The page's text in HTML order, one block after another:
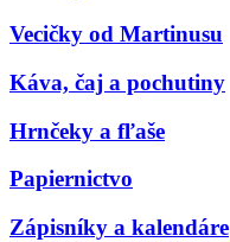
Vecičky od Martinusu
Káva, čaj a pochutiny
Hrnčeky a fľaše
Papiernictvo
Zápisníky a kalendáre